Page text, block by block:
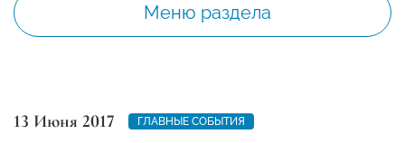
Меню раздела
13 Июня 2017 ГЛАВНЫЕ СОБЫТИЯ